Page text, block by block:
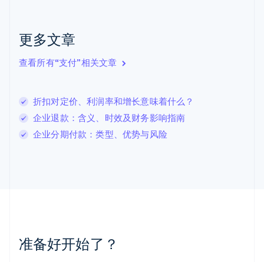
更多文章
查看所有“支付”相关文章
折扣对定价、利润率和增长意味着什么？
企业退款：含义、时效及财务影响指南
企业分期付款：类型、优势与风险
准备好开始了？
English
English
卢森堡
罗马尼亚
English
挪威